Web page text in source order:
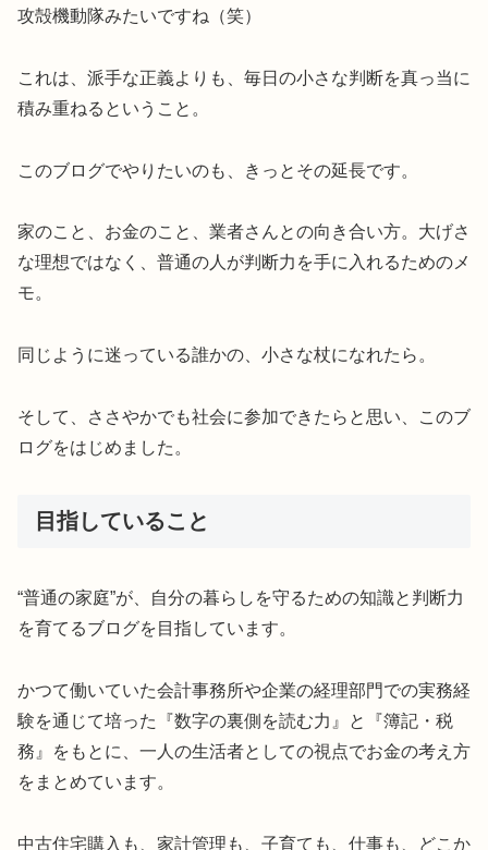
攻殻機動隊みたいですね（笑）
これは、派手な正義よりも、毎日の小さな判断を真っ当に
積み重ねるということ。
このブログでやりたいのも、きっとその延長です。
家のこと、お金のこと、業者さんとの向き合い方。大げさ
な理想ではなく、普通の人が判断力を手に入れるためのメ
モ。
同じように迷っている誰かの、小さな杖になれたら。
そして、ささやかでも社会に参加できたらと思い、このブ
ログをはじめました。
目指していること
“普通の家庭”が、自分の暮らしを守るための知識と判断力
を育てるブログを目指しています。
かつて働いていた会計事務所や企業の経理部門での実務経
験を通じて培った『数字の裏側を読む力』と『簿記・税
務』をもとに、一人の生活者としての視点でお金の考え方
をまとめています。
中古住宅購入も、家計管理も、子育ても、仕事も、どこか